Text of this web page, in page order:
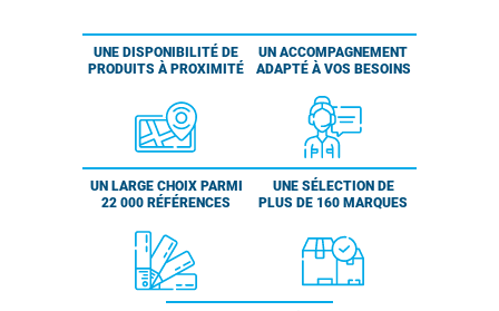
UNE DISPONIBILITÉ DE
PRODUITS À PROXIMITÉ
UN ACCOMPAGNEMENT
ADAPTÉ À VOS BESOINS
UN LARGE CHOIX PARMI
22 000 RÉFÉRENCES
UNE SÉLECTION DE
PLUS DE 160 MARQUES